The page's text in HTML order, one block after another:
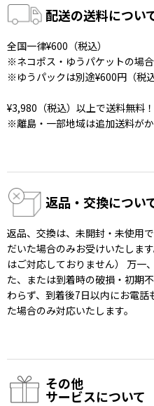
配送の送料につい
全国一律¥600（税込）
※ネコポス・ゆうパケットの場
※ゆうパックは別途¥600円（税
¥3,980（税込）以上で送料無料！
※離島・一部地域は追加送料がか
返品・交換につい
返品、交換は、未開封・未使用
だいた場合のみお受けいたしま
はご対応しておりません） 万一
た、または到着時の破損・初期
わらず、到着後7日以内にお電
た場合のみ対応いたします。
その他
サービスについて